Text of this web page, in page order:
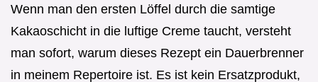
Wenn man den ersten Löffel durch die samtige
Kakaoschicht in die luftige Creme taucht, versteht
man sofort, warum dieses Rezept ein Dauerbrenner
in meinem Repertoire ist. Es ist kein Ersatzprodukt,